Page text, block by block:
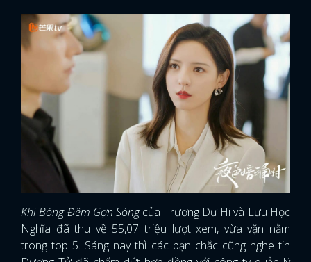
Khi Bóng Đêm Gợn Sóngcủa Trương Dư Hi và Lưu Học
Nghĩa đã thu về 55,07 triệu lượt xem, vừa vặn nằm
trong top 5. Sáng nay thì các bạn chắc cũng nghe tin